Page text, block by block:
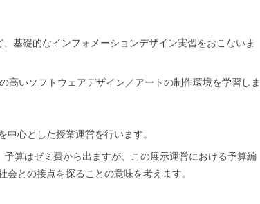
基礎的なインフォメーションデザイン実習をおこないま
いソフトウェアデザイン／アートの制作環境を学習しま
心とした授業運営を行います。
算はゼミ費から出ますが、この展示運営における予算編
との接点を探ることの意味を考えます。